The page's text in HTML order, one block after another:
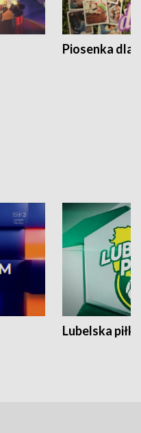
Piosenka dla
Lubelska piłka